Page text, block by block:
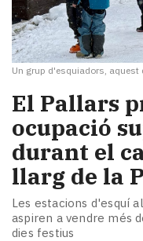
Un grup d'esquiadors, aquest
El Pallars
ocupació
durant el
llarg de la
Les estacions d'esquí
aspiren a vendre més
dies festius